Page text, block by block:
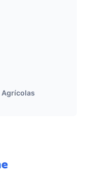
Agrícolas